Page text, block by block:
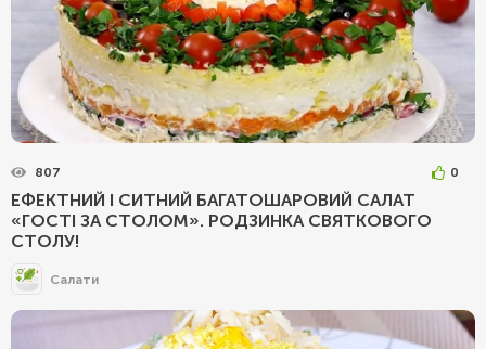
807 0
ЕФЕКТНИЙ І СИТНИЙ БАГАТОШАРОВИЙ САЛАТ
«ГОСТІ ЗА СТОЛОМ». РОДЗИНКА СВЯТКОВОГО
СТОЛУ!
Салати